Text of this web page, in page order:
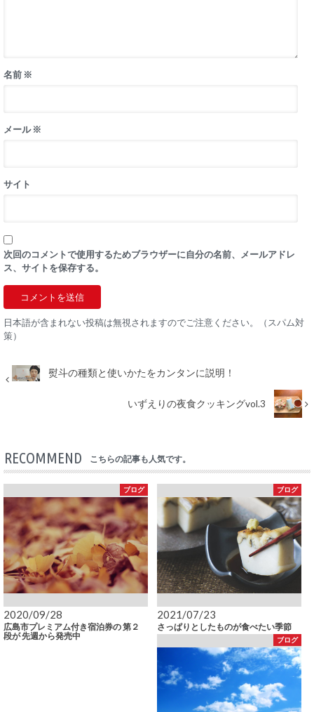
名前 ※
メール※
サイト
次回のコメントで使用するためブラウザーに自分の名前、メールアドレ
ス、サイトを保存する。
日本語が含まれない投稿は無視されますのでご注意ください。（スパム対
策）
熨斗の種類と使いかたをカンタンに説明！
いずえりの夜食クッキングvol.3
RECOMMEND こちらの記事も人気です。
ブログ
2020/09/28
広島市プレミアム付き宿泊券の 第２
段が 先週から発売中
ブログ
2021/07/23
さっぱりとしたものが食べたい季節
ブログ